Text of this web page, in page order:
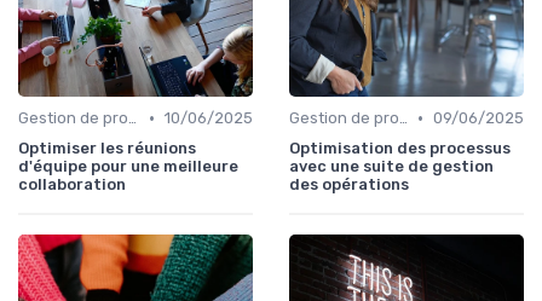
Gestion de projets • 10/06/2025
Optimiser les réunions
d'équipe pour une meilleure
collaboration
Gestion de projets • 09/06/2025
Optimisation des processus
avec une suite de gestion
des opérations